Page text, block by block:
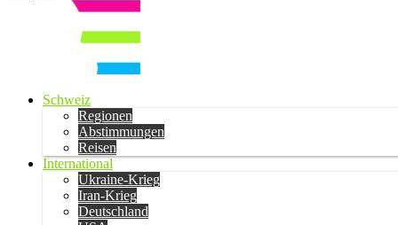
Schweiz
Regionen
Abstimmungen
Reisen
International
Ukraine-Krieg
Iran-Krieg
Deutschland